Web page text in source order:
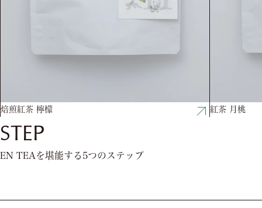
焙煎紅茶 檸檬 紅茶 月桃
STEP
EN TEAを堪能する5つのステップ